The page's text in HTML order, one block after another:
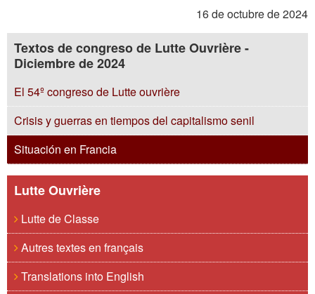
16 de octubre de 2024
Textos de congreso de Lutte Ouvrière -
Diciembre de 2024
El 54º congreso de Lutte ouvrière
Crisis y guerras en tiempos del capitalismo senil
Situación en Francia
Lutte Ouvrière
Lutte de Classe
Autres textes en français
Translations into English